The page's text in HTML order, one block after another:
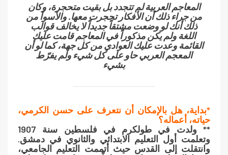
المعاجم العربية لم تتجدد بل بقيت متحجرة، وكان
من جراء ذلك أن الأفكار تحجرت معها. والأسوأ من
ذلك أنك لو وضعت مشتقاً جديداً لا يخالف قوالب
اللغة ولم يكن مذكوراً في المعاجم قامت عليك
القائمة وعدت عليك العوادي من كل جهة، كما لو أن
المعجم العربي حاو على كل شيء ولم يفرّط
بشيء
*بداية، هل بالإمكان أن نتعرف على حسن الكرمي،
حياته، أعماله؟
** ولدت في طولكرم في فلسطين سنة 1907
وتعلمت أول التعليم الابتدائي والثانوي في دمشق.
وانتقلت إلى القدس حيث أتممت التعليم الجامعي،